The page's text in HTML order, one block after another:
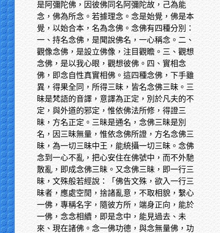
是阿彌陀佛，因彼佛同名阿彌陀故，己為能
念，佛為所念。若據理念。念是始覺，佛是本
覺，以始合本，名為念佛。念佛有四種分別：
一、持名念佛，是聞說佛名，一心稱念。二、
觀像念佛，是設立佛像，注目觀瞻。三、觀想
念佛，是以我心眼，觀想彼佛。四、實相念
佛，即念自性真實相佛。這四種念佛，下手雖
異，得果全同，所得三昧，皆名念佛三昧。三
昧是梵語的音譯，意譯為正定，別於凡夫的不
定，與外道的邪定，惟依佛法所修，得證三
昧，方名正定。三昧是通名，念佛三昧是別
名，因三昧無量，惟依念佛所證，方名念佛三
昧，為一切三昧中王，能統攝一切三昧。念佛
念到一心不亂，把心安住在佛號中，而不外馳
散亂，即成念佛三昧。又念佛三昧，即一行三
昧，文殊般若經說：「佛告文殊，欲入一行三
昧者，應處空閒，捨諸亂意，不取相貌，繫心
一佛，專稱名字，隨彼方所，端身正向，能於
一佛，念念相續，即是念中，能見過去、未
來、現在諸佛。念一佛功德，與念無量佛，功